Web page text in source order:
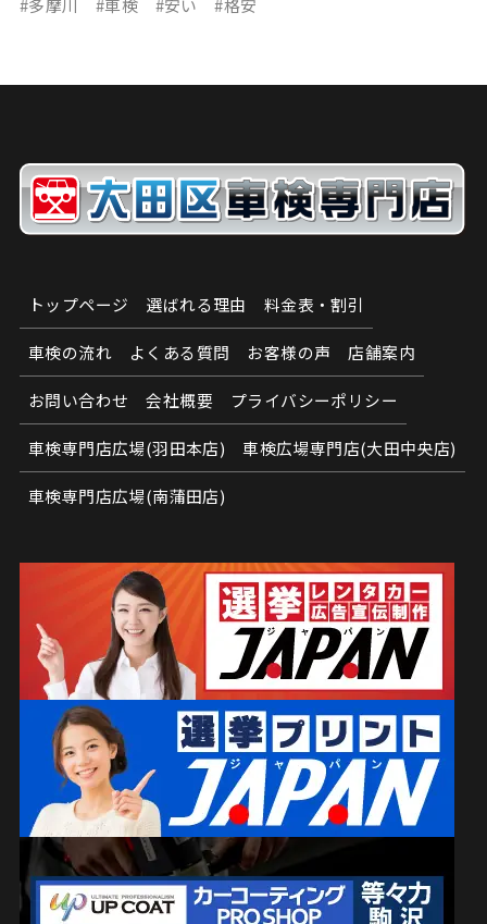
#多摩川 #車検 #安い #格安
トップページ 選ばれる理由 料金表・割引
車検の流れ よくある質問 お客様の声 店舗案内
お問い合わせ 会社概要 プライバシーポリシー
車検専門店広場(羽田本店) 車検広場専門店(大田中央店)
車検専門店広場(南蒲田店)